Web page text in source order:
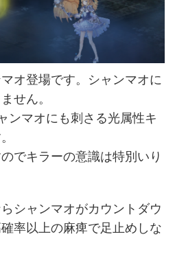
オ登場です。シャンマオに
せん。
ンマオにも刺さる光属性キ
でキラーの意識は特別いり
シャンマオがカウントダウ
率以上の麻痺で足止めしな